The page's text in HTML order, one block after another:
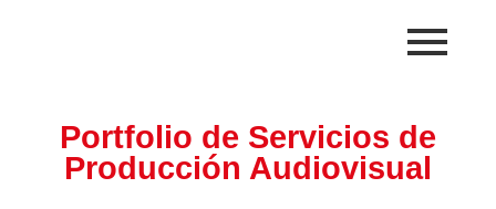
Portfolio de Servicios de
Producción Audiovisual